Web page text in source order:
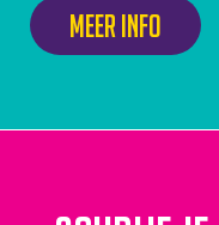
Meer info